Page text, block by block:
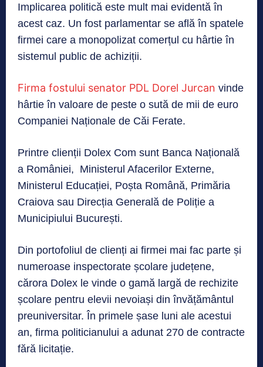
Implicarea politică este mult mai evidentă în
acest caz. Un fost parlamentar se află în spatele
firmei care a monopolizat comerțul cu hârtie în
sistemul public de achiziții.
Firma fostului senator PDL Dorel Jurcan vinde
hârtie în valoare de peste o sută de mii de euro
Companiei Naționale de Căi Ferate.
Printre clienții Dolex Com sunt Banca Națională
a României, Ministerul Afacerilor Externe,
Ministerul Educației, Poșta Română, Primăria
Craiova sau Direcția Generală de Poliție a
Municipiului București.
Din portofoliul de clienți ai firmei mai fac parte și
numeroase inspectorate școlare județene,
cărora Dolex le vinde o gamă largă de rechizite
școlare pentru elevii nevoiași din învățământul
preuniversitar. În primele șase luni ale acestui
an, firma politicianului a adunat 270 de contracte
fără licitație.